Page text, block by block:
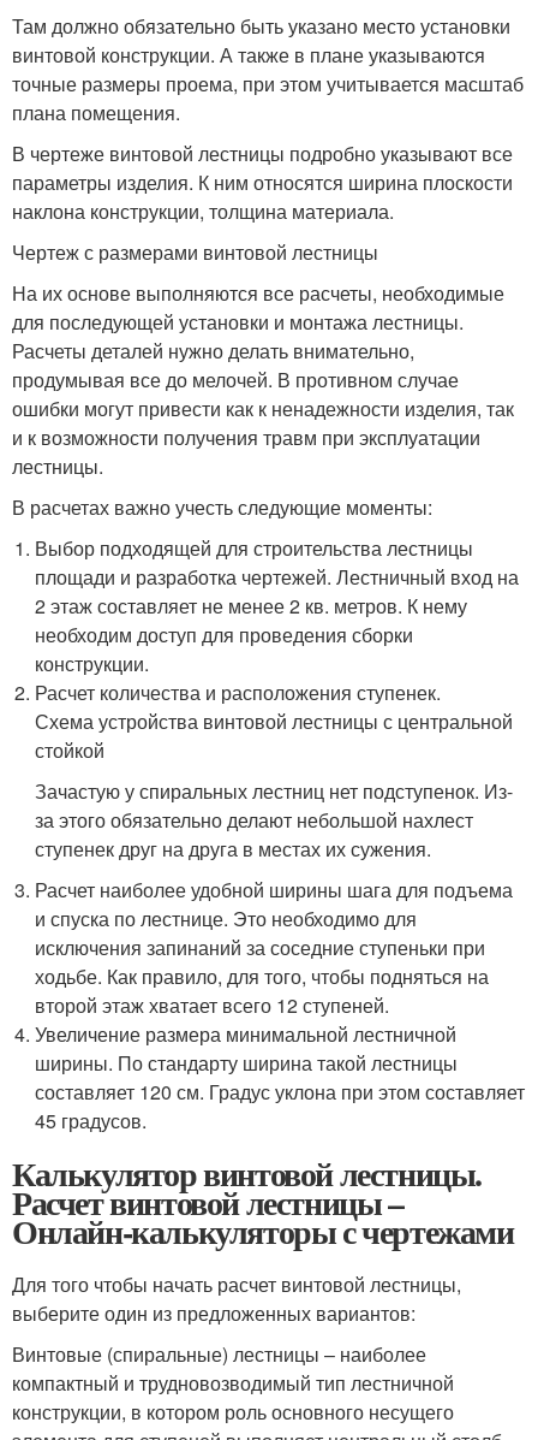
Там должно обязательно быть указано место установки
винтовой конструкции. А также в плане указываются
точные размеры проема, при этом учитывается масштаб
плана помещения.
В чертеже винтовой лестницы подробно указывают все
параметры изделия. К ним относятся ширина плоскости
наклона конструкции, толщина материала.
Чертеж с размерами винтовой лестницы
На их основе выполняются все расчеты, необходимые
для последующей установки и монтажа лестницы.
Расчеты деталей нужно делать внимательно,
продумывая все до мелочей. В противном случае
ошибки могут привести как к ненадежности изделия, так
и к возможности получения травм при эксплуатации
лестницы.
В расчетах важно учесть следующие моменты:
Выбор подходящей для строительства лестницы
площади и разработка чертежей. Лестничный вход на
2 этаж составляет не менее 2 кв. метров. К нему
необходим доступ для проведения сборки
конструкции.
Расчет количества и расположения ступенек.
Схема устройства винтовой лестницы с центральной
стойкой
Зачастую у спиральных лестниц нет подступенок. Из-
за этого обязательно делают небольшой нахлест
ступенек друг на друга в местах их сужения.
Расчет наиболее удобной ширины шага для подъема
и спуска по лестнице. Это необходимо для
исключения запинаний за соседние ступеньки при
ходьбе. Как правило, для того, чтобы подняться на
второй этаж хватает всего 12 ступеней.
Увеличение размера минимальной лестничной
ширины. По стандарту ширина такой лестницы
составляет 120 см. Градус уклона при этом составляет
45 градусов.
Калькулятор винтовой лестницы.
Расчет винтовой лестницы –
Онлайн-калькуляторы с чертежами
Для того чтобы начать расчет винтовой лестницы,
выберите один из предложенных вариантов:
Винтовые (спиральные) лестницы – наиболее
компактный и трудновозводимый тип лестничной
конструкции, в котором роль основного несущего